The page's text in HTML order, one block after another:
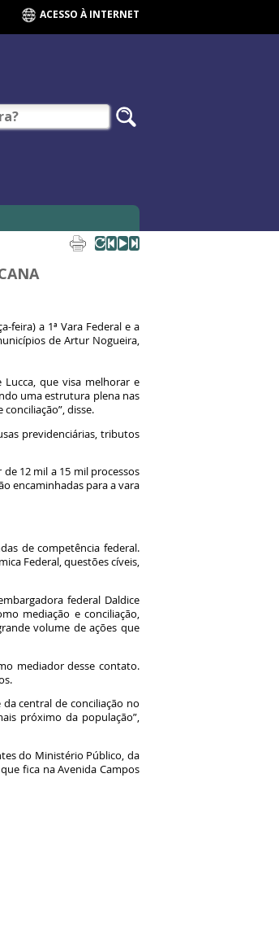
ACESSO À INTERNET
feira) a 1ª Vara Federal e a
de Artur Nogueira,
que visa melhorar e
uma estrutura plena nas
disse.
previdenciárias, tributos
12 mil a 15 mil processos
encaminhadas para a vara
de competência federal.
Federal, questões cíveis,
federal Daldice
mediação e conciliação,
volume de ações que
mediador desse contato.
central de conciliação no
próximo da população”,
do Ministério Público, da
fica na Avenida Campos